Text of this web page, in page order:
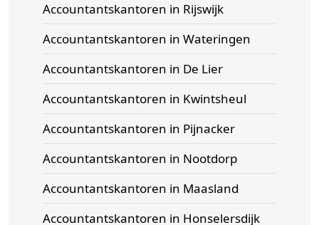
Accountantskantoren in Rijswijk
Accountantskantoren in Wateringen
Accountantskantoren in De Lier
Accountantskantoren in Kwintsheul
Accountantskantoren in Pijnacker
Accountantskantoren in Nootdorp
Accountantskantoren in Maasland
Accountantskantoren in Honselersdijk